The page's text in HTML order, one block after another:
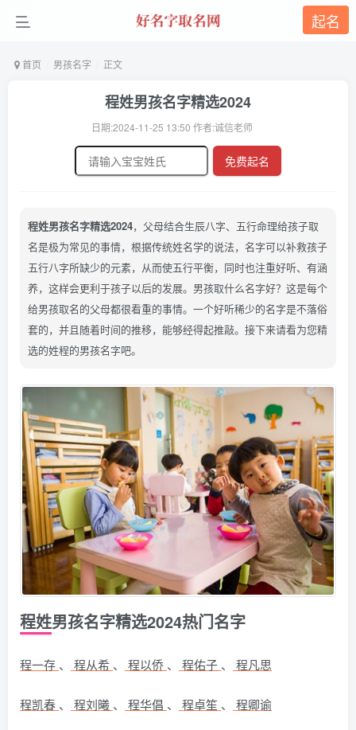
起名
首页 男孩名字 正文
程姓男孩名字精选2024
日期:2024-11-25 13:50 作者:诚信老师
免费起名
程姓男孩名字精选2024，父母结合生辰八字、五行命理给孩子取
名是极为常见的事情，根据传统姓名学的说法，名字可以补救孩子
五行八字所缺少的元素，从而使五行平衡，同时也注重好听、有涵
养，这样会更利于孩子以后的发展。男孩取什么名字好？这是每个
给男孩取名的父母都很看重的事情。一个好听稀少的名字是不落俗
套的，并且随着时间的推移，能够经得起推敲。接下来请看为您精
选的姓程的男孩名字吧。
程姓男孩名字精选2024热门名字
程一存 、 程从希 、 程以侨 、 程佑子 、 程凡思
程凯春 、 程刘曦 、 程华倡 、 程卓笙 、 程卿谕